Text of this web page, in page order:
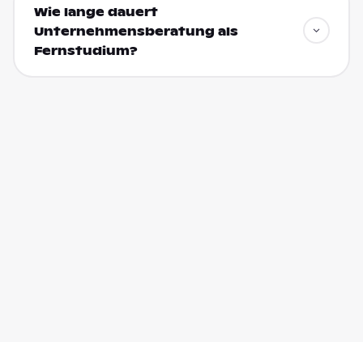
Wie lange dauert
Unternehmensberatung als
Fernstudium?